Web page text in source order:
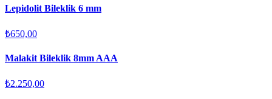
Lepidolit Bileklik 6 mm
₺650,00
Malakit Bileklik 8mm AAA
₺2.250,00